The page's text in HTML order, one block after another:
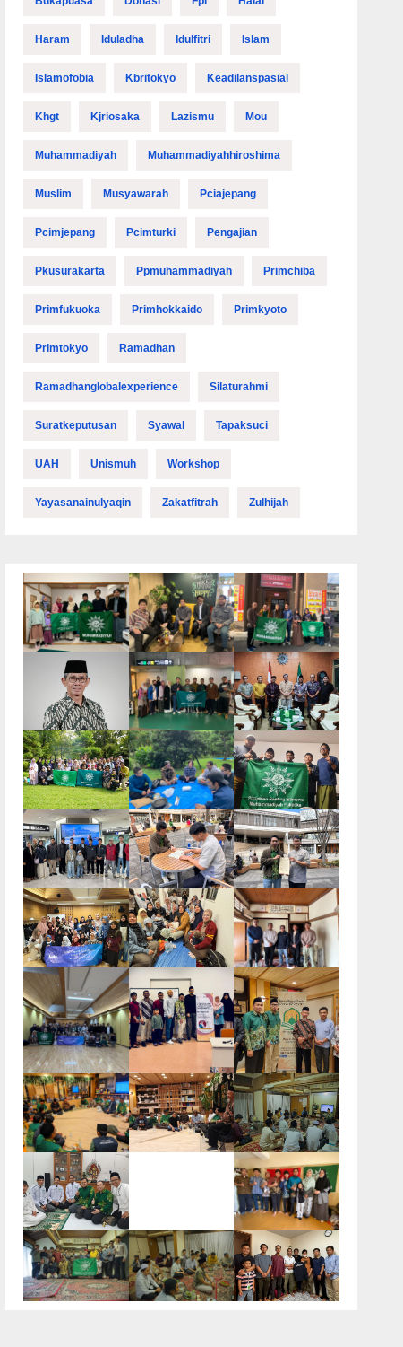
Haram Iduladha Idulfitri Islam
Islamofobia Kbritokyo Keadilanspasial
Khgt Kjriosaka Lazismu Mou
Muhammadiyah Muhammadiyahhiroshima
Muslim Musyawarah Pciajepang
Pcimjepang Pcimturki Pengajian
Pkusurakarta Ppmuhammadiyah Primchiba
Primfukuoka Primhokkaido Primkyoto
Primtokyo Ramadhan
Ramadhanglobalexperience Silaturahmi
Suratkeputusan Syawal Tapaksuci
UAH Unismuh Workshop
Yayasanainulyaqin Zakatfitrah Zulhijah